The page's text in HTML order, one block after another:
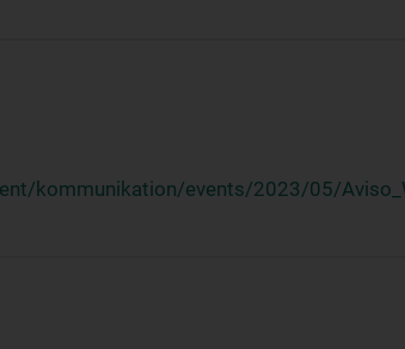
kommunikation/events/2023/05/